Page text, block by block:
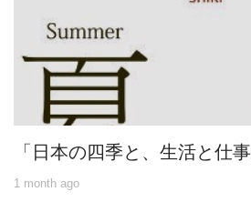
「日本の四季と、生活と仕事
1 month ago